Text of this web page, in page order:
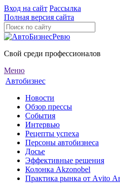
Вход на сайт Рассылка
Полная версия сайта
Свой среди профессионалов
Меню
Автобизнес
Новости
Обзор прессы
События
Интервью
Рецепты успеха
Персоны автобизнеса
Досье
Эффективные решения
Колонка Akzonobel
Практика рынка от Аvito